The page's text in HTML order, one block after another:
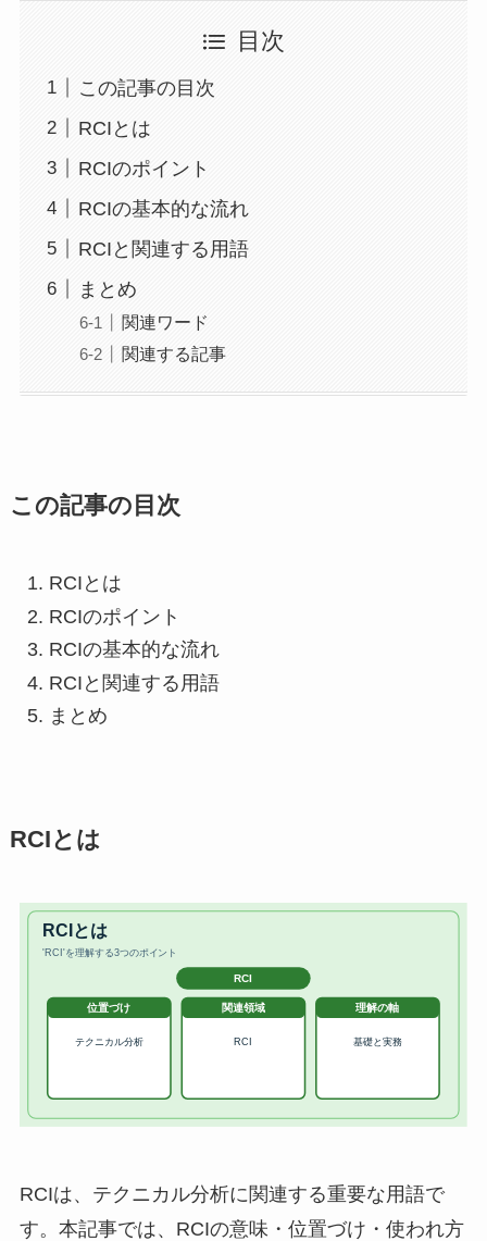
目次
この記事の目次
RCIとは
RCIのポイント
RCIの基本的な流れ
RCIと関連する用語
まとめ
関連ワード
関連する記事
この記事の目次
RCIとは
RCIのポイント
RCIの基本的な流れ
RCIと関連する用語
まとめ
RCIとは
RCIは、テクニカル分析に関連する重要な用語で
す。本記事では、RCIの意味・位置づけ・使われ方